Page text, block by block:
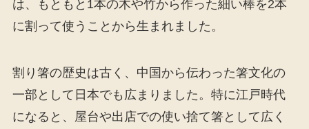
は、もともと1本の木や竹から作った細い棒を2本
に割って使うことから生まれました。
割り箸の歴史は古く、中国から伝わった箸文化の
一部として日本でも広まりました。特に江戸時代
になると、屋台や出店での使い捨て箸として広く